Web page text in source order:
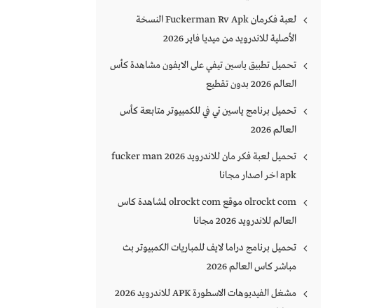
لعبة فكرمان Fuckerman Rv Apk النسخة
الأصلية للاندرويد من ميديا فاير 2026
تحميل تطبيق ياسين تيفي على الايفون مشاهدة كأس
العالم 2026 بدون تقطيع
تحميل برنامج ياسين تي في للكمبيوتر متابعة كأس
العالم 2026
تحميل لعبة فكر مان للاندرويد 2026 fucker man
apk اخر اصدار مجانا
olrockt com موقع olrockt com لمشاهدة كاس
العالم للاندرويد 2026 مجانا
تحميل برنامج دراما لايف للمباريات الكمبيوتر بث
مباشر كاس العالم 2026
مشغل الفيديوهات الاسطورة APK للاندرويد 2026